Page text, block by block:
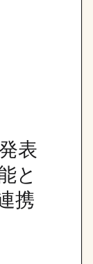
表
と
携